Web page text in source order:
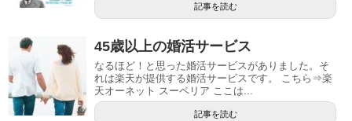
記事を読む
45歳以上の婚活サービス
なるほど！と思った婚活サービスがありました。そ
れは楽天が提供する婚活サービスです。 こちら⇒楽
天オーネット スーペリア ここは...
記事を読む